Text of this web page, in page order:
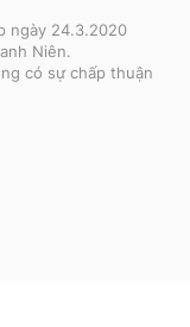
ngày 24.3.2020
Niên.
có sự chấp thuận